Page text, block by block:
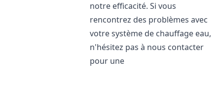
notre efficacité. Si vous
rencontrez des problèmes avec
votre système de chauffage eau,
n'hésitez pas à nous contacter
pour une